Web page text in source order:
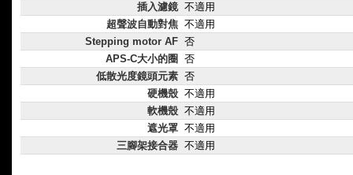
插入濾鏡 不適用
超聲波自動對焦 不適用
Stepping motor AF 否
APS-C大小的圈
否
低散光度鏡頭元素 否
硬機殼 不適用
軟機殼 不適用
遮光罩 不適用
三腳架接合器 不適用